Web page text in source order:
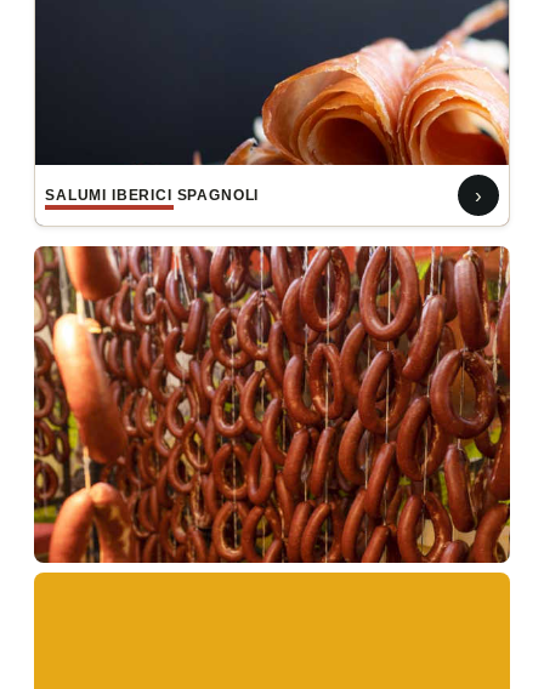
SALUMI IBERICI SPAGNOLI ›